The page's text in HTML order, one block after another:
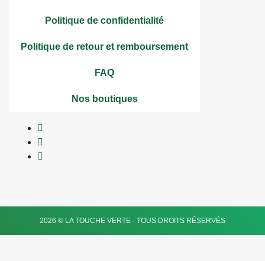
Politique de confidentialité
Politique de retour et remboursement
FAQ
Nos boutiques
2026 © LA TOUCHE VERTE - TOUS DROITS RÉSERVÉS